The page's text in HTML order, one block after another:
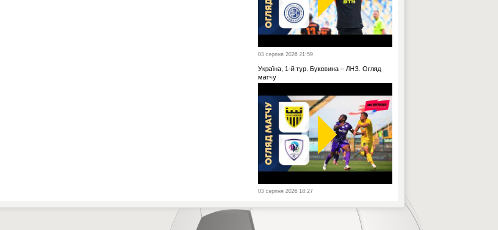
03 серпня 2026 21:59
Україна, 1-й тур. Буковина – ЛНЗ. Огляд
матчу
03 серпня 2026 18:27